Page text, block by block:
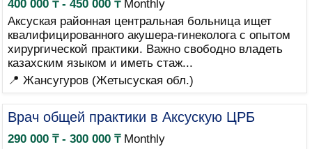
400 000 ₸ - 450 000 ₸Monthly
Аксуская районная центральная больница ищет
квалифицированного акушера-гинеколога с опытом
хирургической практики. Важно свободно владеть
казахским языком и иметь стаж...
📍 Жансугуров (Жетысуская обл.)
Врач общей практики в Аксускую ЦРБ
290 000 ₸ - 300 000 ₸Monthly